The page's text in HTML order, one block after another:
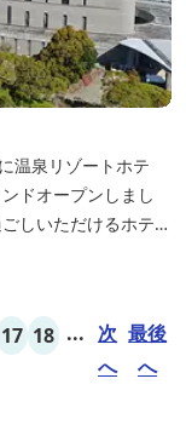
温泉リゾートホテ
ドオープンしまし
しいただけるホテル
しました。 目の前
背は山に囲まれ、自
17 18 ... 次
へ
最後
へ